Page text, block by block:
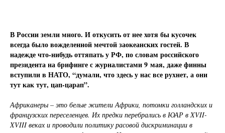
В России земли много. И откусить от нее хотя бы кусочек
всегда было вожделенной мечтой заокеанских гостей. В
надежде что-нибудь оттяпать у РФ, по словам российского
президента на брифинге с журналистами 9 мая, даже финны
вступили в НАТО, “думали, что здесь у нас все рухнет, а они
тут как тут, цап-царап”.
Африканеры – это белые жители Африки, потомки голландских и
французских переселенцев. Их предки перебрались в ЮАР в XVII-
XVIII веках и проводили политику расовой дискриминации в